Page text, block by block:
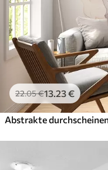
22.05€13 .23€